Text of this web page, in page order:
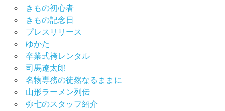
きもの初心者
きもの記念日
プレスリリース
ゆかた
卒業式袴レンタル
司馬遼太郎
名物専務の徒然なるままに
山形ラーメン列伝
弥七のスタッフ紹介